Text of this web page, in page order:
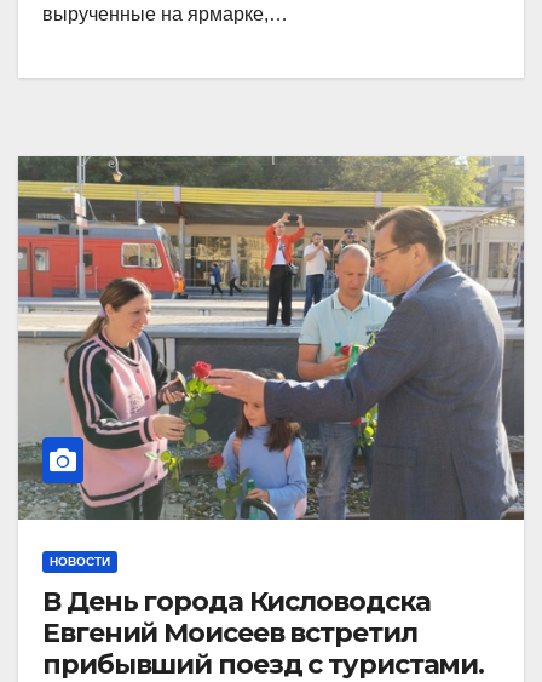
вырученные на ярмарке,…
НОВОСТИ
В День города Кисловодска
Евгений Моисеев встретил
прибывший поезд с туристами.